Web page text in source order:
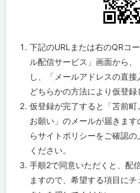
下記のURLまたは右のQRコ
ル配信サービス」画面から
し、「メールアドレスの直接
どちらかの方法により仮登録
仮登録が完了すると「苫前
お願い」のメールが届きま
らサイトポリシーをご確認
ください。
手順2で同意いただくと、配
ますので、希望する項目にチ